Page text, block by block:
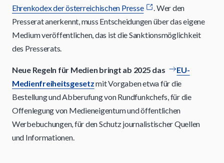
Ehrenkodex der österreichischen Presse
. Wer den
Presserat anerkennt, muss Entscheidungen über das eigene
Medium veröffentlichen, das ist die Sanktionsmöglichkeit
des Presserats.
Neue Regeln für Medien bringt ab 2025 das
EU-
Medienfreiheitsgesetzmit Vorgaben etwa für die
Bestellung und Abberufung von Rundfunkchefs, für die
Offenlegung von Medieneigentum und öffentlichen
Werbebuchungen, für den Schutz journalistischer Quellen
und Informationen.